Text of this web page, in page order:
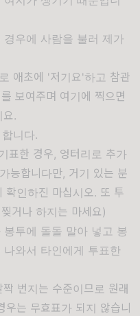
우에 사람을 불러 제가
애초에 '저기요'하고 참관
보여주며 여기에 찍으면
.
니다.
표한 경우, 엉터리로 추가
능합니다만, 거기 있는 분
확인하진 마십시오. 또 투
거나 하지는 마세요)
봉투에 돌돌 말아 넣고 봉
나와서 타인에게 투표한
번지는 수준이므로 원래
는 무효표가 되지 않습니